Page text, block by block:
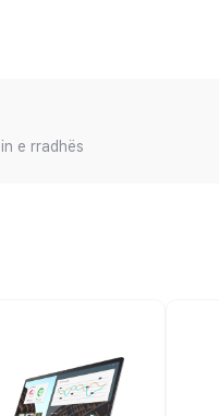
e rradhës